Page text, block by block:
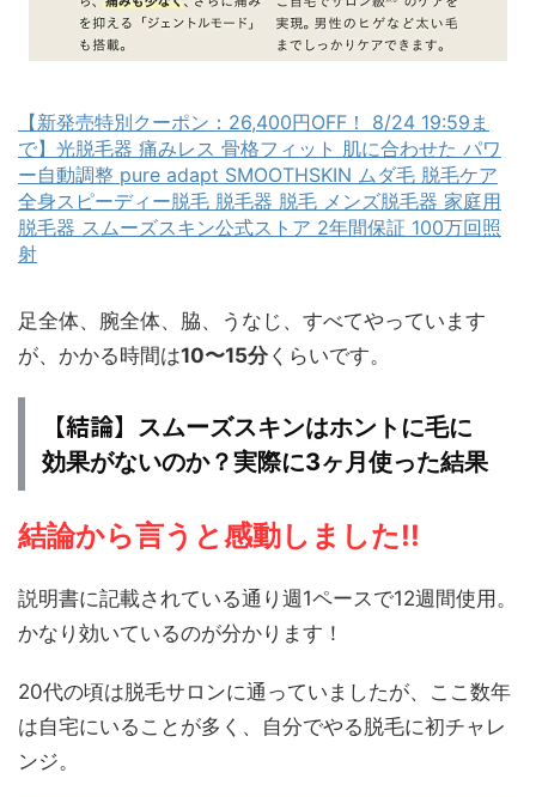
【新発売特別クーポン：26,400円OFF！ 8/24 19:59ま
で】光脱毛器 痛みレス 骨格フィット 肌に合わせた パワ
ー自動調整 pure adapt SMOOTHSKIN ムダ毛 脱毛ケア
全身スピーディー脱毛 脱毛器 脱毛 メンズ脱毛器 家庭用
脱毛器 スムーズスキン公式ストア 2年間保証 100万回照
射
足全体、腕全体、脇、うなじ、すべてやっています
が、かかる時間は10〜15分 くらいです。
【結論】 スムーズスキンはホントに毛に
効果がないのか？実際に3ヶ月使った結果
結論から言うと感動しました!!
説明書に記載されている通り週1ペースで12週間使用。
かなり効いているのが分かります！
20代の頃は脱毛サロンに通っていましたが、ここ数年
は自宅にいることが多く、自分でやる脱毛に初チャレ
ンジ。